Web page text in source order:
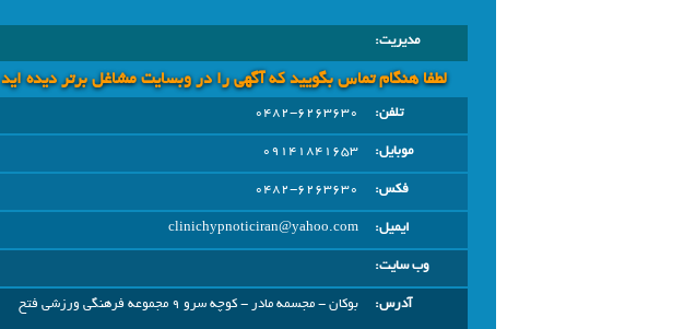
مدیریت:
لطفا هنگام تماس بگویید که آگهی را در وبسايت مشاغل برتر دیده اید
تلفن:
0482-6263630
موبایل:
09141841653
فکس:
0482-6263630
ایمیل:
clinichypnoticiran@yahoo.com
وب سایت:
آدرس:
بوکان - مجسمه مادر - کوچه سرو 9 مجموعه فرهنگی ورزشی فتح